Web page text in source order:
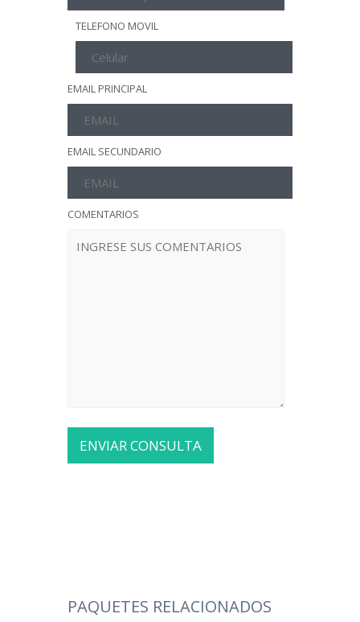
TELEFONO MOVIL
EMAIL PRINCIPAL
EMAIL SECUNDARIO
COMENTARIOS
PAQUETES RELACIONADOS